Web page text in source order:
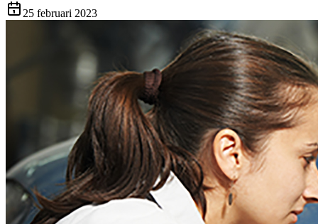
25 februari 2023